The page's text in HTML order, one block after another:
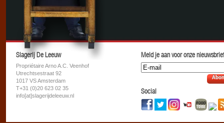
Slagerij De Leeuw
Propriétaire Arno A.C. Veenhof
Utrechtsestraat 92
1017 VS Amsterdam
T+31 (0)20 623 02 35
info[at]slagerijdeleeuw.nl
Meld je aan voor onze
Social